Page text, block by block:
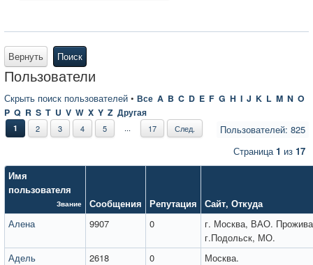
Вернуть Поиск
Пользователи
Скрыть поиск пользователей • Все A B C D E F G H I J K L M N O
P Q R S T U V W X Y Z Другая
Пользователей: 825
1 2 3 4 5 ... 17 След.
Страница1 из 17
Имя
пользователя
Звание Сообщения Репутация Сайт, Откуда
Алена
9907 0
г. Москва, ВАО.
г.Подольск, МО.
Адель
2618 0
Москва.